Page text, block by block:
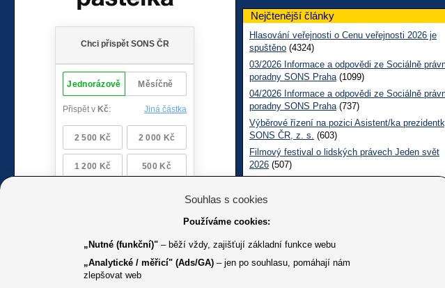
Nejčtenější články
Hlasování veřejnosti o Cenu veřejnosti 2026 je
spuštěno (4324)
03/2026 Informace a odpovědi ze Sociálně
poradny SONS Praha (1099)
04/2026 Informace a odpovědi ze Sociálně
poradny SONS Praha (737)
Výběrové řízení na pozici Asistent/ka
SONS ČR, z. s. (603)
Filmový festival o lidských právech Jeden svět
2026 (507)
05/2026 Informace a odpovědi na dotazy z
Facebook
Souhlas s cookies
Používáme cookies:
„Nutné (funkční)" – běží vždy, zajišťují základní funkce webu
„Analytické / měřicí" (Ads/GA) – jen po souhlasu, pomáhají nám
zlepšovat web